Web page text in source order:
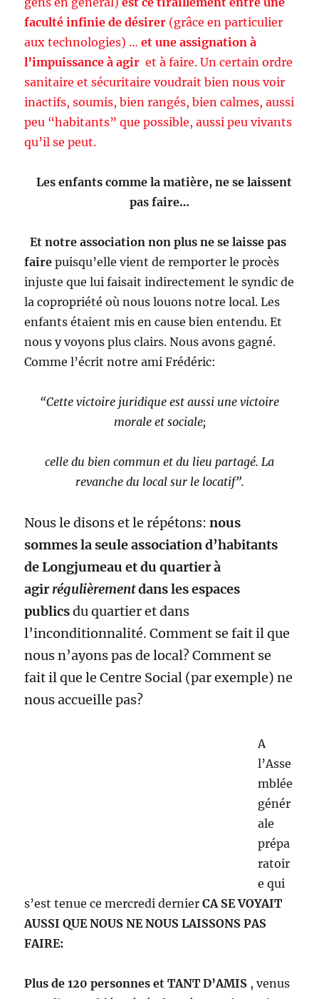
Les enfants comme la matière, ne se laissent
pas faire…
Et notre association non plus ne se laisse pas
fairepuisqu’elle vient de remporter le procès
injuste que lui faisait indirectement le syndic de
la copropriété où nous louons notre local. Les
nous y voyons plus clairs. Nous avons gagné.
Comme l’écrit notre ami Frédéric:
“Cette victoire juridique est aussi une victoire
morale et sociale;
celle du bien commun et du lieu partagé. La
revanche du local sur le locatif”.
Nous le disons et le répétons:nous
sommes la seule association d’habitants
de Longjumeau et du quartier à
publicsdu quartier et dans
l’inconditionnalité. Comment se fait il que
fait il que le Centre Social (par exemple) ne
nous accueille pas?
mblée générale préparatoire qui s’est tenue ce
mercredi dernierCA SE VOYAIT AUSSI QUE
NOUS NE NOUS LAISSONS PAS FAIRE:
Plus de 120 personnes et TANT D’AMIS
aussi POUR LA FÊTE QUI S’EN EST SUIVIE Tant
de familles du quartier, des enfants aussi; mais
aussi nos amis de Moulin Galant et de Massy
venus en nombre , partager cette fête avec
Grande Fête , Grand REPAS PARTAGE et
Pour
qui durent, des liens qui s’installent.